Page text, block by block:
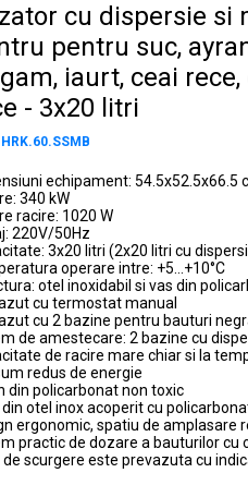
cu dispersie si
pentru suc,
iaurt, ceai rece,
- 3x20 litri
HRK.60.SSMB
echipament: 54.5x52.5x66.5
340 kW
racire: 1020 W
220V/50Hz
3x20 litri (2x20 litri cu
operare intre: +5...+10°C
otel inoxidabil si vas din
cu termostat manual
cu 2 bazine pentru bauturi
de amestecare: 2 bazine cu
de racire mare chiar si la
redus de energie
din policarbonat non toxic
din otel inox acoperit cu
ergonomic, spatiu de amplasare
practic de dozare a bauturilor cu
de scurgere este prevazuta cu